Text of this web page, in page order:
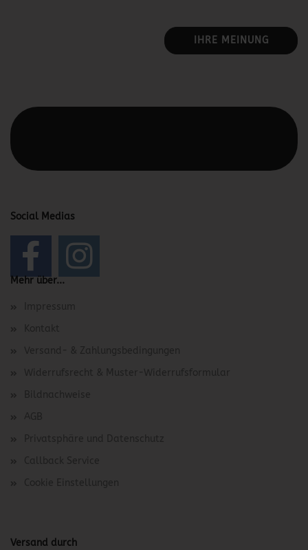
IHRE MEINUNG
Social Medias
Mehr über...
Impressum
Kontakt
Versand- & Zahlungsbedingungen
Widerrufsrecht & Muster-Widerrufsformular
Bildnachweise
AGB
Privatsphäre und Datenschutz
Callback Service
Cookie Einstellungen
Versand durch